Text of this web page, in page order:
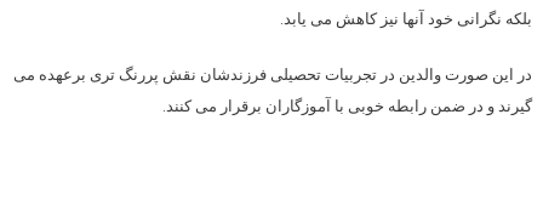
بلكه نگرانی خود آنها نیز كاهش می یابد.
در این صورت والدین در تجربیات تحصیلی فرزندشان نقش پررنگ تری برعهده می
گیرند و در ضمن رابطه خوبی با آموزگاران برقرار می كنند.